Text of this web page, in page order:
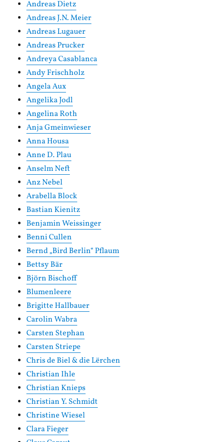
Andreas Dietz
Andreas J.N. Meier
Andreas Lugauer
Andreas Prucker
Andreya Casablanca
Andy Frischholz
Angela Aux
Angelika Jodl
Angelina Roth
Anja Gmeinwieser
Anna Housa
Anne D. Plau
Anselm Neft
Anz Nebel
Arabella Block
Bastian Kienitz
Benjamin Weissinger
Benni Cullen
Bernd „Bird Berlin“ Pflaum
Bettsy Bär
Björn Bischoff
Blumenleere
Brigitte Hallbauer
Carolin Wabra
Carsten Stephan
Carsten Striepe
Chris de Biel & die Lërchen
Christian Ihle
Christian Knieps
Christian Y. Schmidt
Christine Wiesel
Clara Fieger